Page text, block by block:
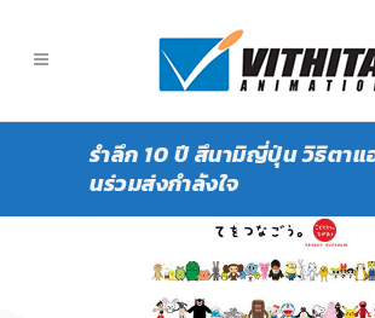
รำลึก 10 ปี สึนามิญี่ปุ่น วิธิตาแ
นร่วมส่งกำลังใจ